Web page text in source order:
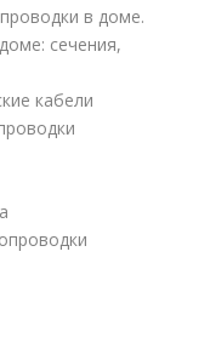
в доме.
сечения,
кабели